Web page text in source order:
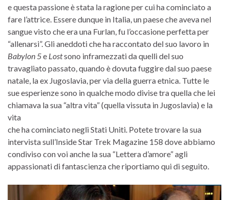
e questa passione è stata la ragione per cui ha cominciato a
fare l’attrice. Essere dunque in Italia, un paese che aveva nel
sangue visto che era una Furlan, fu l’occasione perfetta per
“allenarsi”. Gli aneddoti che ha raccontato del suo lavoro in
Babylon 5e Lostsono inframezzati da quelli del suo
travagliato passato, quando è dovuta fuggire dal suo paese
natale, la ex Jugoslavia, per via della guerra etnica. Tutte le
sue esperienze sono in qualche modo divise tra quella che lei
chiamava la sua “altra vita” (quella vissuta in Jugoslavia) e la
vita
che ha cominciato negli Stati Uniti. Potete trovare la sua
intervista sull’Inside Star Trek Magazine 158 dove abbiamo
condiviso con voi anche la sua “Lettera d’amore” agli
appassionati di fantascienza che riportiamo qui di seguito.